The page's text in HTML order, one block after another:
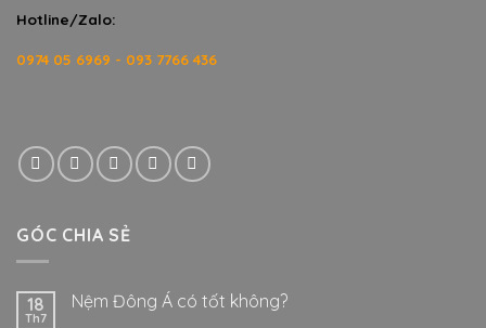
Hotline/Zalo:
0974 05 6969 - 093 7766 436
GÓC CHIA SẺ
18
Th7
Nệm Đông Á có tốt không?